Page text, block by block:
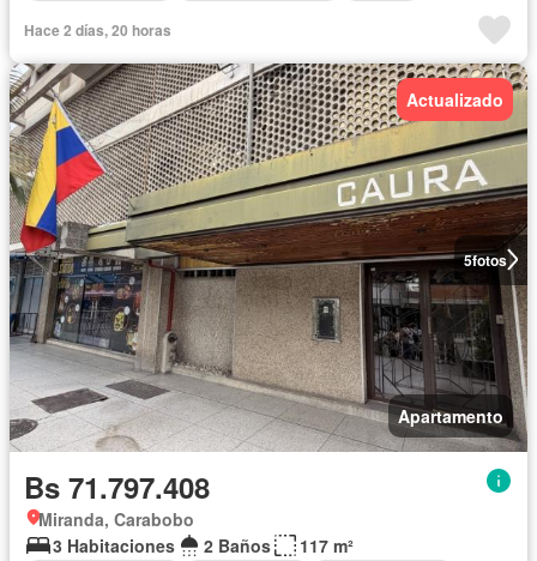
Hace 2 días, 20 horas
5fotos
Actualizado
Apartamento
Bs 71.797.408
Miranda, Carabobo
3 Habitaciones
2 Baños
117 m²